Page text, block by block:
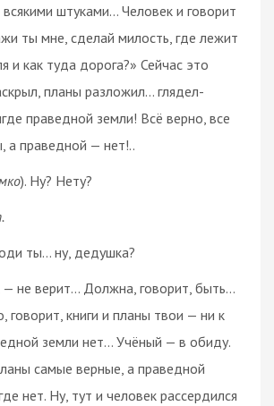
штуками… Человек и говорит
ты мне, сделай милость, где лежит
и как туда дорога?» Сейчас это
планы разложил… глядел-
праведной земли! Всё верно, все
а праведной — нет!..
). Ну? Нету?
ты… ну, дедушка?
— не верит… Должна, говорит, быть…
говорит, книги и планы твои — ни к
земли нет… Учёный — в обиду.
самые верные, а праведной
нет. Ну, тут и человек рассердился